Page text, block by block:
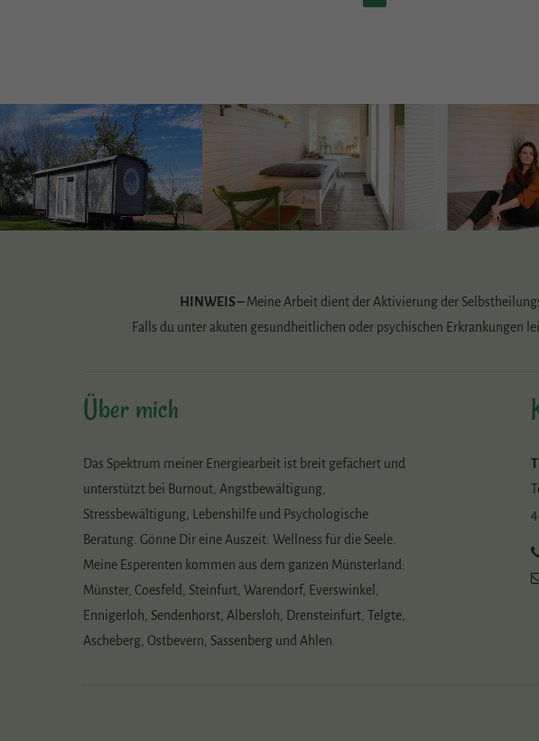
HINWEIS –Meine Arbeit dient der Aktivierung der
Falls du unter akuten gesundheitlichen oder psychischen Erkrankungen
Über mich
Das Spektrum meiner Energiearbeit ist breit gefächert und
unterstützt bei Burnout, Angstbewältigung,
Stressbewältigung, Lebenshilfe und Psychologische
Beratung. Gönne Dir eine Auszeit: Wellness für die Seele.
Meine Esperenten kommen aus dem ganzen Münsterland:
Münster, Coesfeld, Steinfurt, Warendorf, Everswinkel,
Ennigerloh, Sendenhorst, Albersloh, Drensteinfurt, Telgte,
Ascheberg, Ostbevern, Sassenberg und Ahlen.